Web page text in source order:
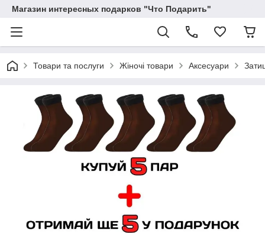
Магазин интересных подарков "Что Подарить"
Товари та послуги Жіночі товари Аксесуари